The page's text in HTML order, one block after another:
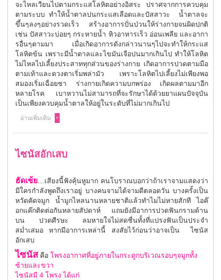
จะไหลเวียนไปตามกระแสโลหิตอย่างอิสระ ปราศจากการควบคุม
ตามระบบ ทำให้น้ำตาลปนกระแสเลือดและปัสสาวะ น้ำตาลจะ
ขึ้นๆลงๆอย่างรวดเร็ว สร้างอาการปั่นป่วนให้ร่างกายจนผิดปกติ
เช่น ปัสสาวะบ่อยๆ กระหายน้ำ หิวอาหารเร็ว อ่อนเพลีย และอากา
รอื่นๆตามมา เมื่อเกิดอาการดังกล่าวนานๆไปจะทำให้กระแส
โลหิตข้น เพราะมีน้ำตาลและไขมันเจือปนมากเกินไป ทำให้โลหิต
ไม่ไหลไปเลี้ยงประสาททุกส่วนของร่างกาย เกิดอาการปวดตามมือ
ตามเท้าและดวงตาเริ่มพล่ามัว เพราะโลหิตไปเลี้ยงไม่เพียงพอ
สมองเริ่มเฉื่อยชา ร่างกายเกิดความบกพร่อง เกิดผลตามมาอีก
หลายโรค เบาหวานไม่สามารถที่จะรักษาได้ด้วยยาแผนปัจจุบัน
เป็นเพียงควบคุมน้ำตาลให้อยู่ในระดับที่ไม่มากเกินไป
อ่านเพิ่มเติม
ไซนัสอักเสบ
ฮัดเช้ย…เสียงนี้ฟังคุ้นหูมาก คนโบราณบอกว่าถ้าเราจามแสดงว่า
มีใครกำลังพูดถึงเราอยู่ บางคนจามได้จามดีตลอดวัน บางครั้งเป็น
หวัดคัดจมูก น้ำมูกไหลนานหลายชาติแล้วทำไมไม่หายสักที ไอค๊
อกแค๊กติดต่อกันหลายสัปดาห์ แถมยังมีอาการปวดฟันกรามด้าน
บน ปวดศีรษะ ลมหายใจไม่สดชื่นทั้งที่แปรงฟันเป็นประจำ
สม่ำเสมอ หากมีอาการเหล่านี้ สงสัยไว้ก่อนว่าอาจเป็น ไซนัส
อักเสบ
ไซนัสคือ โพรงอากาศที่อยู่ภายในกระดูกบริเวณรอบๆจมูกทั้ง
ซ้ายและขวา
ไซนัสมี 4 โพรง ได้แก่